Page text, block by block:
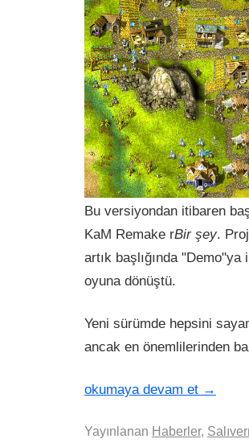
Bu versiyondan itibaren
KaM Remake rBir şey.
artık başlığında
oyuna dönüştü.
Yeni sürümde hepsini
ancak en önemlilerinden
okumaya devam et →
Yayınlanan Haberler,